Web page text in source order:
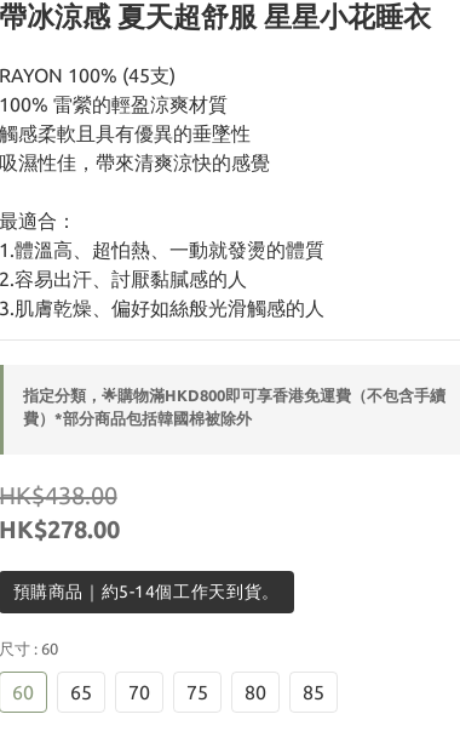
帶冰涼感 夏天超舒服 星星小花睡衣
RAYON 100% (45支)
100% 雷縈的輕盈涼爽材質
觸感柔軟且具有優異的垂墜性
吸濕性佳，帶來清爽涼快的感覺
最適合：
1.體溫高、超怕熱、一動就發燙的體質
2.容易出汗、討厭黏膩感的人
3.肌膚乾燥、偏好如絲般光滑觸感的人
指定分類，🌟購物滿HKD800即可享香港免運費（不包含手續
費）*部分商品包括韓國棉被除外
HK$278.00
預購商品｜約5-14個工作天到貨。
尺寸 : 60
60 65 70 75 80 85